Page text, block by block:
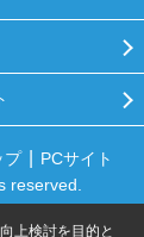
プ
PCサイト
reserved.
上検討を目的と